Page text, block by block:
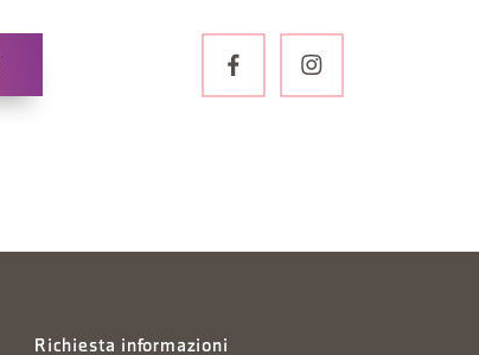
Richiesta informazioni